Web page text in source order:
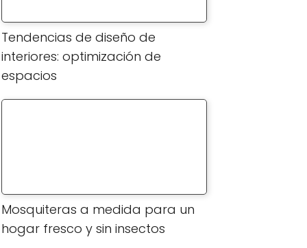
Tendencias de diseño de
interiores: optimización de
espacios
Mosquiteras a medida para un
hogar fresco y sin insectos